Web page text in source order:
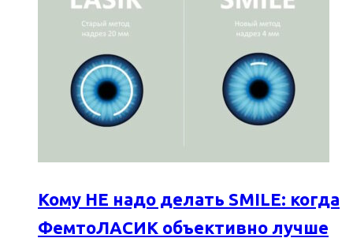
Кому НЕ надо делать SMILE: когда
ФемтоЛАСИК объективно лучше